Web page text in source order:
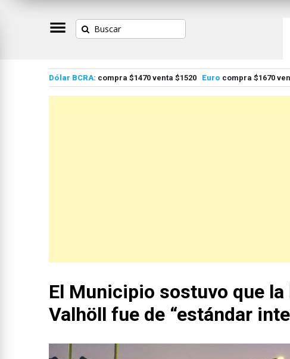
Dólar BCRA: compra $1470 venta $1520 Euro compra $1670
El Municipio sostuvo que
Valhöll fue de “estándar